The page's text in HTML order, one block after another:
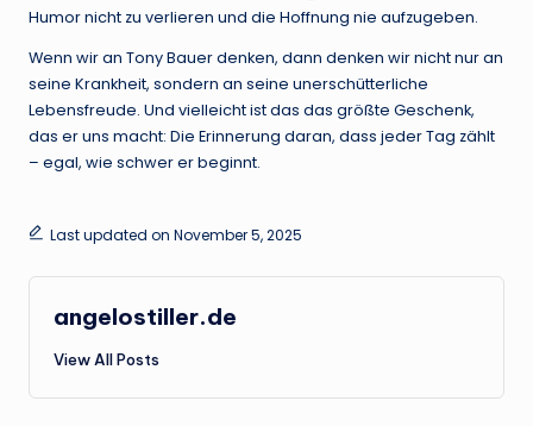
Humor nicht zu verlieren und die Hoffnung nie aufzugeben.
Wenn wir an Tony Bauer denken, dann denken wir nicht nur an
seine Krankheit, sondern an seine unerschütterliche
Lebensfreude. Und vielleicht ist das das größte Geschenk,
das er uns macht: Die Erinnerung daran, dass jeder Tag zählt
– egal, wie schwer er beginnt.
Last updated on November 5, 2025
angelostiller.de
View All Posts